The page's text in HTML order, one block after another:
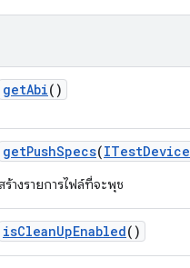
getAbi()
getPushSpecs(ITestDevice
ร้างรายการไฟล์ที่จะพุช
isCleanUpEnabled()